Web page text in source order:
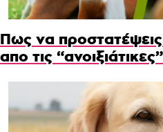
Πως να προστατέψεις
απο τις